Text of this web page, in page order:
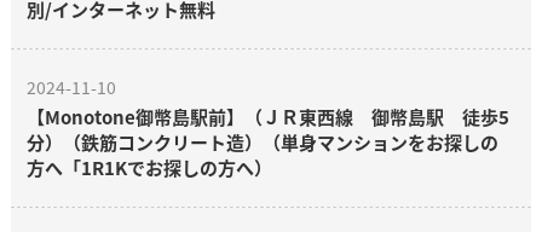
別/インターネット無料
2024-11-10
【Monotone御幣島駅前】（ＪＲ東西線 御幣島駅 徒歩5
分）（鉄筋コンクリート造）（単身マンションをお探しの
方へ「1R1Kでお探しの方へ）